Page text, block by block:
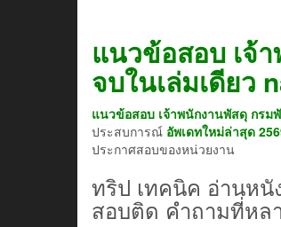
แนวข้อสอบ เจ้
จบในเล่มเดียว
แนวข้อสอบ เจ้าพนักงานพัสดุ กร
ประสบการณ์ อัพเดทใหม่ล่าสุด
ประกาศสอบของหน่วยงาน
ทริป เทคนิค อ่านหนั
สอบติด คำถามที่หล